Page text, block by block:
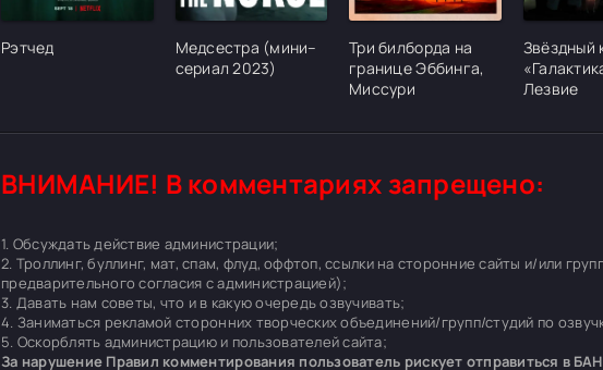
[/xfgiven_cvh_poster_urlcvh_poster_url]
Рэтчед
[/xfgiven_cvh_poster_urlcvh_poster_url]
Медсестра (мини–
сериал 2023)
[/
Три билборда на
границе Эббинга,
Миссури
[/
Звёздный
Лезвие
ВНИМАНИЕ! В комментариях запрещено:
1. Обсуждать действие администрации;
2. Троллинг, буллинг, мат, спам, флуд, оффтоп, ссылки на сторонние сайты и/или
предварительного согласия с администрацией);
3. Давать нам советы, что и в какую очередь озвучивать;
4. Заниматься рекламой сторонних творческих объединений/групп/студий по
5. Оскорблять администрацию и пользователей сайта;
За нарушение Правил комментирования пользователь рискует отправиться в